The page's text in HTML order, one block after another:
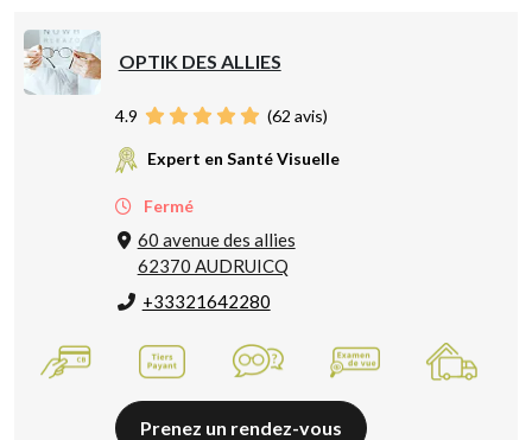
OPTIK DES ALLIES
4.9 (62 avis)
Expert en Santé Visuelle
Fermé
60 avenue des allies
62370 AUDRUICQ
+33321642280
Prenez un rendez-vous